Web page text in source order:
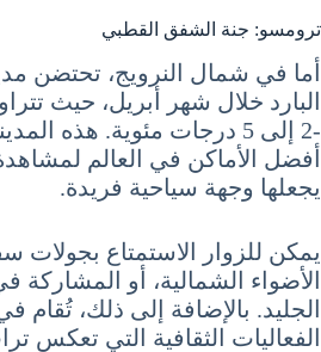
ترومسو: جنة الشفق القطبي
أما في شمال النرويج، تحتضن
البارد خلال شهر أبريل، حيث
-2 إلى 5 درجات مئوية. هذه
أفضل الأماكن في العالم
يجعلها وجهة سياحية فريدة.
يمكن للزوار الاستمتاع بجولات
الأضواء الشمالية، أو
الجليد. بالإضافة إلى ذلك،
الفعاليات الثقافية التي تعكس